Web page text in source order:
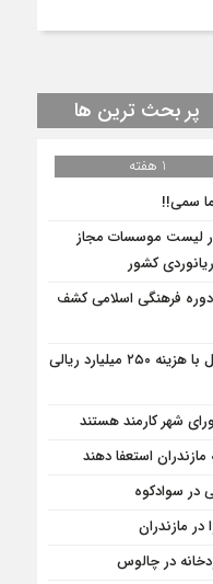
پر بحث ترین ها
1 هفته
سمی!!
لیست موسسات مجاز
کشور
دوره فرهنگی اسلامی کشف
فاز یک مرکز بازپروری و ترک اعتیاد بابل با هزینه ۲۵۰ میلیارد ریالی
استعفا دهند
مازندران